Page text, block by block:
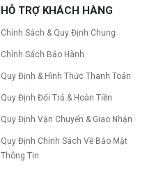
HỖ TRỢ KHÁCH HÀNG
Chính Sách & Quy Định Chung
Chính Sách Bảo Hành
Quy Định & Hình Thức Thanh Toán
Quy Định Đổi Trả & Hoàn Tiền
Quy Định Vận Chuyển & Giao Nhận
Quy Định Chính Sách Về Bảo Mật
Thông Tin